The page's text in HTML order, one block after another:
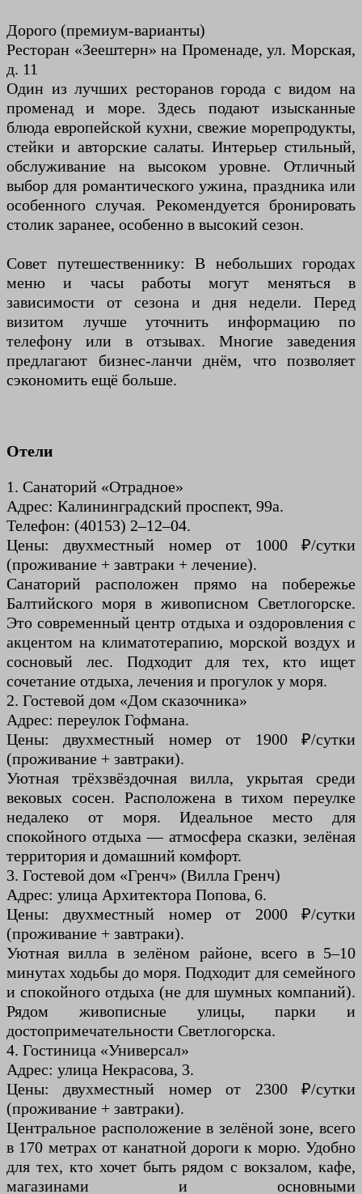
Дорого (премиум-варианты)
Ресторан «Зеештерн» на Променаде, ул. Морская,
д. 11
Один из лучших ресторанов города с видом на
променад и море. Здесь подают изысканные
блюда европейской кухни, свежие морепродукты,
стейки и авторские салаты. Интерьер стильный,
обслуживание на высоком уровне. Отличный
выбор для романтического ужина, праздника или
особенного случая. Рекомендуется бронировать
столик заранее, особенно в высокий сезон.
Совет путешественнику: В небольших городах
меню и часы работы могут меняться в
зависимости от сезона и дня недели. Перед
визитом лучше уточнить информацию по
телефону или в отзывах. Многие заведения
предлагают бизнес-ланчи днём, что позволяет
сэкономить ещё больше.
Отели
1. Санаторий «Отрадное»
Адрес: Калининградский проспект, 99а.
Телефон: (40153) 2–12–04.
Цены: двухместный номер от 1000 ₽/сутки
(проживание + завтраки + лечение).
Санаторий расположен прямо на побережье
Балтийского моря в живописном Светлогорске.
Это современный центр отдыха и оздоровления с
акцентом на климатотерапию, морской воздух и
сосновый лес. Подходит для тех, кто ищет
сочетание отдыха, лечения и прогулок у моря.
2. Гостевой дом «Дом сказочника»
Адрес: переулок Гофмана.
Цены: двухместный номер от 1900 ₽/сутки
(проживание + завтраки).
Уютная трёхзвёздочная вилла, укрытая среди
вековых сосен. Расположена в тихом переулке
недалеко от моря. Идеальное место для
спокойного отдыха — атмосфера сказки, зелёная
территория и домашний комфорт.
3. Гостевой дом «Гренч» (Вилла Гренч)
Адрес: улица Архитектора Попова, 6.
Цены: двухместный номер от 2000 ₽/сутки
(проживание + завтраки).
Уютная вилла в зелёном районе, всего в 5–10
минутах ходьбы до моря. Подходит для семейного
и спокойного отдыха (не для шумных компаний).
Рядом живописные улицы, парки и
достопримечательности Светлогорска.
4. Гостиница «Универсал»
Адрес: улица Некрасова, 3.
Цены: двухместный номер от 2300 ₽/сутки
(проживание + завтраки).
Центральное расположение в зелёной зоне, всего
в 170 метрах от канатной дороги к морю. Удобно
для тех, кто хочет быть рядом с вокзалом, кафе,
магазинами и основными